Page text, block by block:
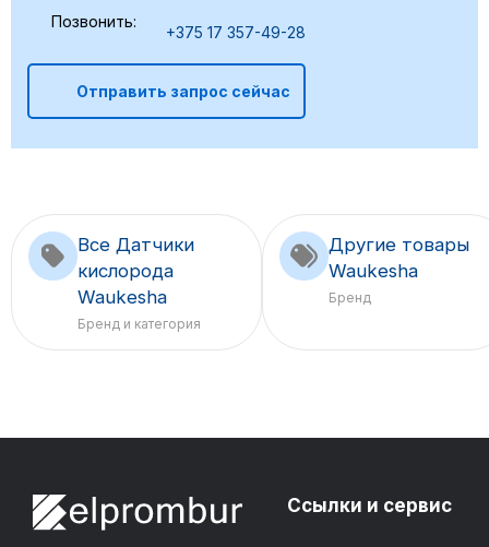
Позвонить:
+375 17 357-49-28
Отправить запрос сейчас
Все Датчики
кислорода
Waukesha
Бренд и категория
Другие товары
Waukesha
Бренд
Ссылки и сервис